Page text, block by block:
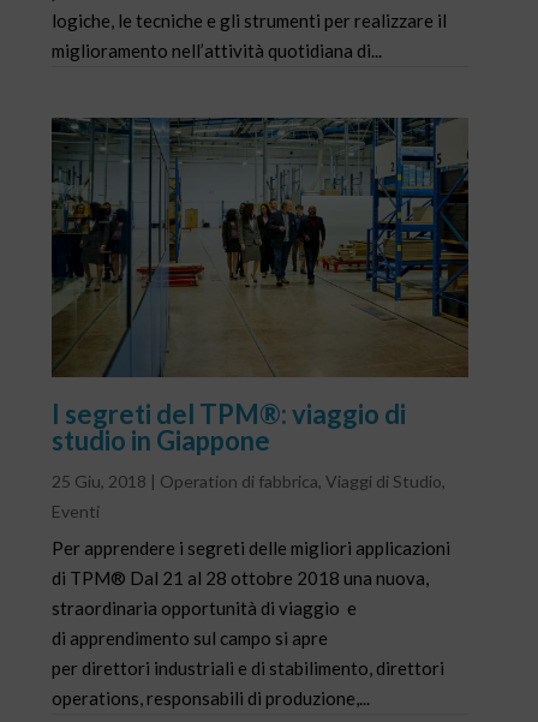
logiche, le tecniche e gli strumenti per realizzare il
miglioramento nell’attività quotidiana di...
I segreti del TPM®: viaggio di
studio in Giappone
25 Giu, 2018 | Operation di fabbrica,Viaggi di Studio,
Eventi
Per apprendere i segreti delle migliori applicazioni
di TPM® Dal 21 al 28 ottobre 2018 una nuova,
straordinaria opportunità di viaggio e
di apprendimento sul campo si apre
per direttori industriali e di stabilimento, direttori
operations, responsabili di produzione,...